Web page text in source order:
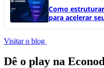
Como
para acelerar
Visitar o blog
Dê o play na